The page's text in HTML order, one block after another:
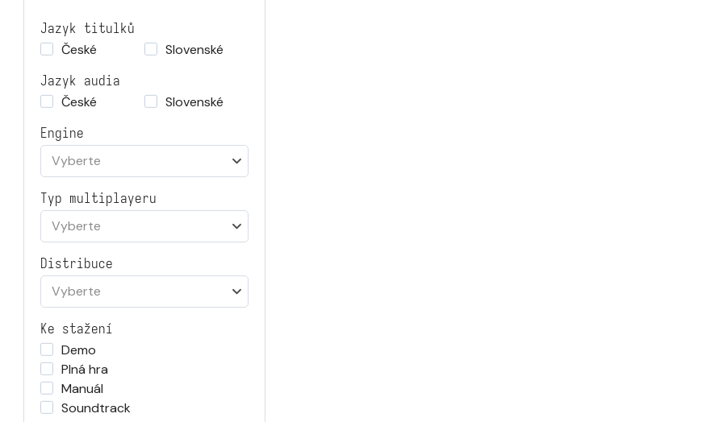
Jazyk titulků
České
Slovenské
Jazyk audia
České
Slovenské
Engine
Vyberte
Typ multiplayeru
Vyberte
Distribuce
Vyberte
Ke stažení
Demo
Plná hra
Manuál
Soundtrack